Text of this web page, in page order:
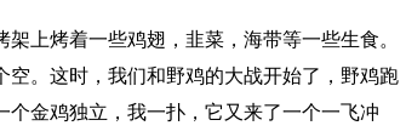
上烤着一些鸡翅，韭菜，海带等一些生食。
。这时，我们和野鸡的大战开始了，野鸡跑
金鸡独立，我一扑，它又来了一个一飞冲